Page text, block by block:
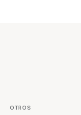
OTROS